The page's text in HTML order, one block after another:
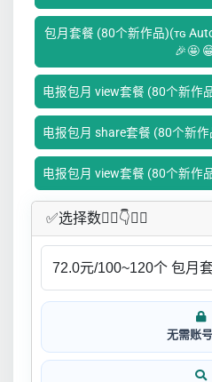
包月套餐 (80个新作品)(ᴛɢ
🎉🤩
电报包月 view套餐 (80个新作
电报包月 share套餐 (80个新作
电报包月 view套餐 (80个新作
✅​选择数👇🏻​​👇👇🏻​​
无需账